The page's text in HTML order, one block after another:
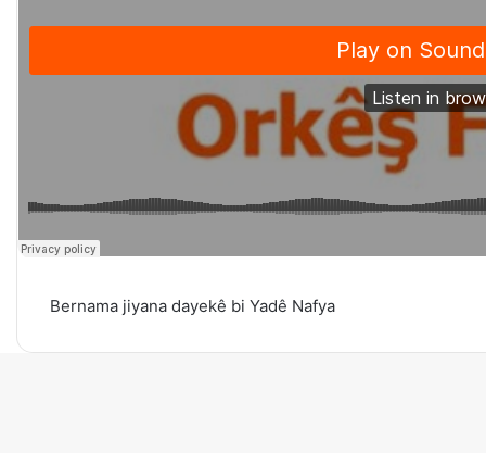
Bernama jiyana dayekê bi Yadê Nafya